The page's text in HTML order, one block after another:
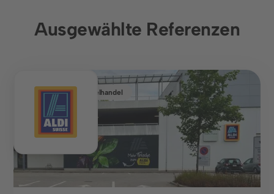
Ausgewählte Referenzen
Lebensmitteleinzelhandel
Parkraumüberwachung
Parkraumbewirtschaftung
Parkplatzvermietung
Branchen